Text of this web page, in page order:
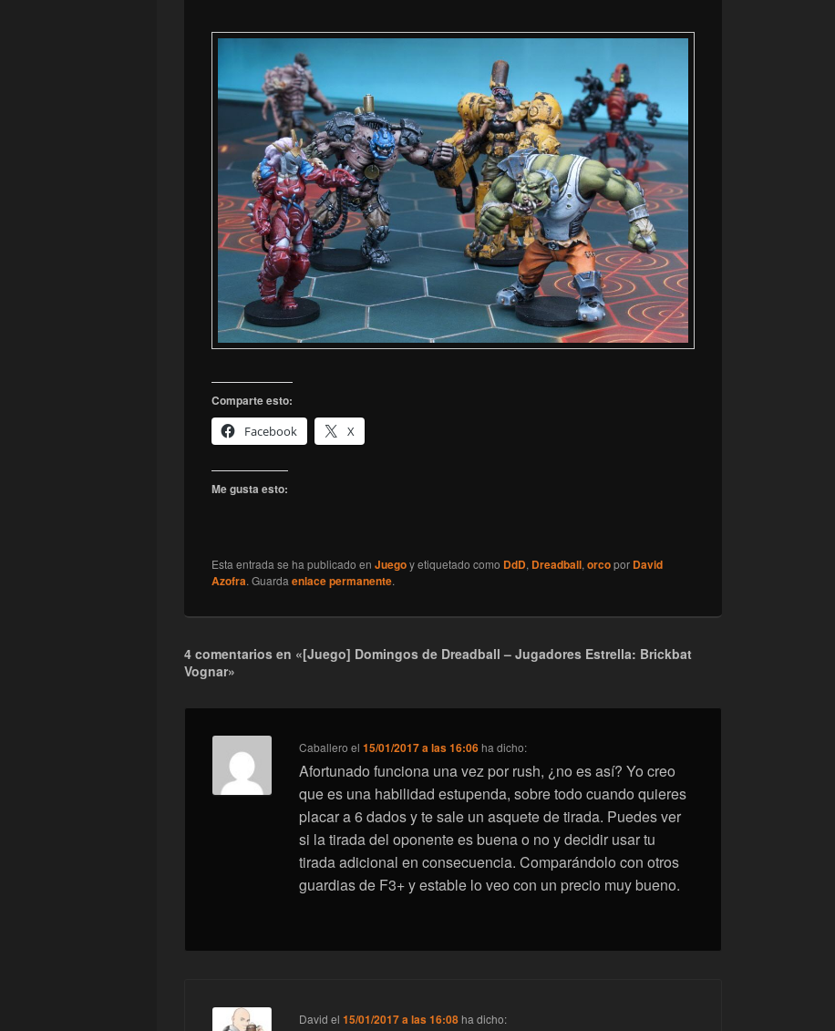
Comparte esto:
Facebook
X
Me gusta esto:
Esta entrada se ha publicado en Juegoy etiquetado como DdD, Dreadball, orcopor David
Azofra. Guarda enlace permanente.
4 comentarios en «[Juego] Domingos de Dreadball – Jugadores Estrella: Brickbat
Vognar»
Caballero el15/01/2017 a las 16:06ha dicho:
Afortunado funciona una vez por rush, ¿no es así? Yo creo
que es una habilidad estupenda, sobre todo cuando quieres
placar a 6 dados y te sale un asquete de tirada. Puedes ver
si la tirada del oponente es buena o no y decidir usar tu
tirada adicional en consecuencia. Comparándolo con otros
guardias de F3+ y estable lo veo con un precio muy bueno.
David el15/01/2017 a las 16:08 ha dicho: